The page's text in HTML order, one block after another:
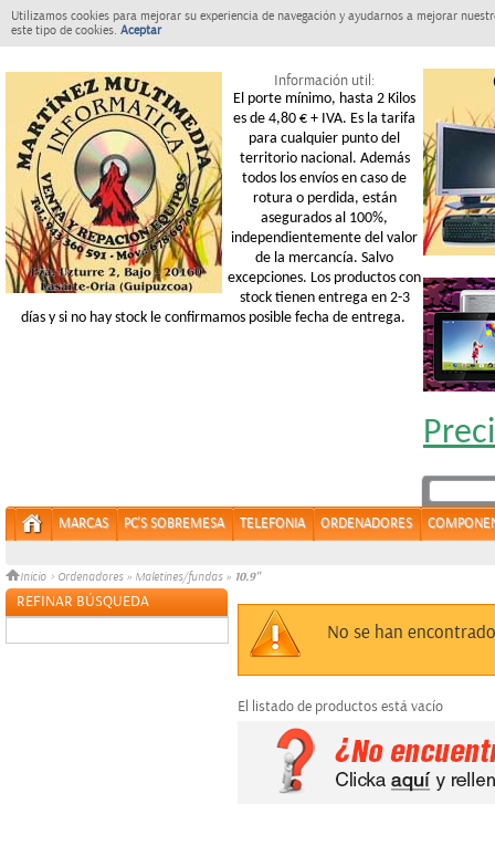
Utilizamos cookies para mejorar su experiencia de navegación y ayudarnos a mejorar
este tipo de cookies. Aceptar
Información util:
El porte mínimo, hasta 2 Kilos
es de 4,80 € + IVA. Es la tarifa
para cualquier punto del
territorio nacional. Además
todos los envíos en caso de
rotura o perdida, están
asegurados al 100%,
independientemente del valor
de la mercancía. Salvo
excepciones. Los productos con
stock tienen entrega en 2-3
días y si no hay stock le confirmamos posible fecha de entrega.
MARCAS PC'S SOBREMESA TELEFONIA ORDENADORES
Inicio > Ordenadores » Maletines/fundas » 10.9"
REFINAR BÚSQUEDA
No se han
El listado de productos está vacío